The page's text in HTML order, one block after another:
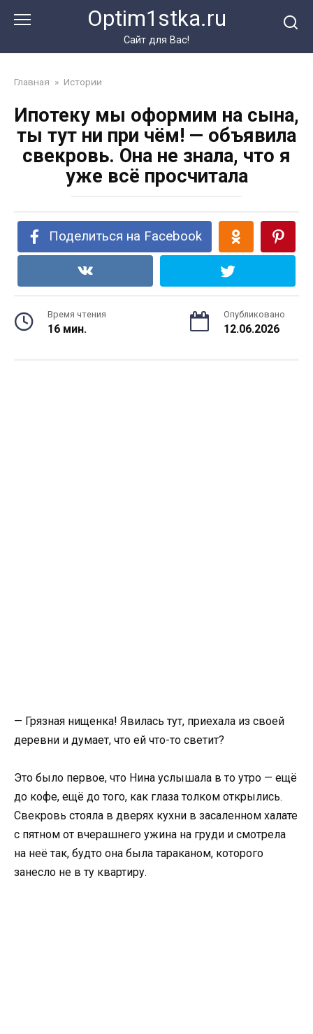
Optim1stka.ru
Сайт для Вас!
Главная » Истории
Ипотеку мы оформим на сына,
ты тут ни при чём! — объявила
свекровь. Она не знала, что я
уже всё просчитала
Поделиться на Facebook
Время чтения
16 мин.
Опубликовано
12.06.2026
— Грязная нищенка! Явилась тут, приехала из своей
деревни и думает, что ей что-то светит?
Это было первое, что Нина услышала в то утро — ещё
до кофе, ещё до того, как глаза толком открылись.
Свекровь стояла в дверях кухни в засаленном халате
с пятном от вчерашнего ужина на груди и смотрела
на неё так, будто она была тараканом, которого
занесло не в ту квартиру.